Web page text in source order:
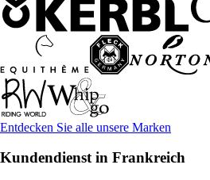
Entdecken Sie alle unsere Marken
Kundendienst in Frankreich